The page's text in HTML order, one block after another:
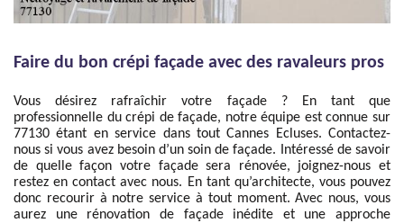
Faire du bon crépi façade avec des ravaleurs pros
Vous désirez rafraîchir votre façade ? En tant que
professionnelle du crépi de façade, notre équipe est connue sur
77130 étant en service dans tout Cannes Ecluses. Contactez-
nous si vous avez besoin d’un soin de façade. Intéressé de savoir
de quelle façon votre façade sera rénovée, joignez-nous et
restez en contact avec nous. En tant qu’architecte, vous pouvez
donc recourir à notre service à tout moment. Avec nous, vous
aurez une rénovation de façade inédite et une approche